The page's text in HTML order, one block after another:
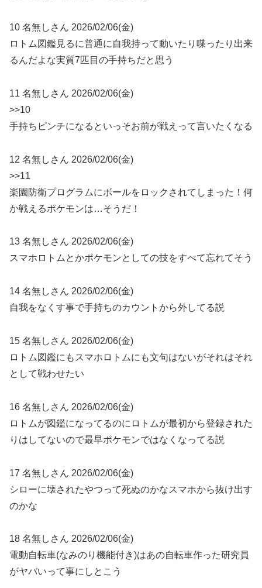
10 名無しさん 2026/02/06(金)
ロトム図鑑見るに普通に自我持って動いたり喋ったり出来
るんだよな実質7匹目の手持ちだと思う
11 名無しさん 2026/02/06(金)
>>10
手持ちピンチになるといっそお前が戦えって言いたくなる
12 名無しさん 2026/02/06(金)
>>11
楽園防衛プログラムにボールをロックされてしまった！何
か戦えるポケモンは…そうだ！
13 名無しさん 2026/02/06(金)
スマホロトムとかポケモンとしての技をすべて忘れてそう
14 名無しさん 2026/02/06(金)
自我をなくす事で手持ちのカウントから外してる説
15 名無しさん 2026/02/06(金)
ロトム図鑑にもスマホロトムにも文句はないがそれはそれ
として戦わせたい
16 名無しさん 2026/02/06(金)
ロトムが図鑑になってるのにロトムが最初から登録された
りはしてないので最早ポケモンではなくなってる説
17 名無しさん 2026/02/06(金)
シローに壊されたやつって死ぬのかなスマホから抜け出す
のかな
18 名無しさん 2026/02/06(金)
電動自転車(なみのり機能付き)はあの自転車作った研究員
がヤバいって事にしとこう